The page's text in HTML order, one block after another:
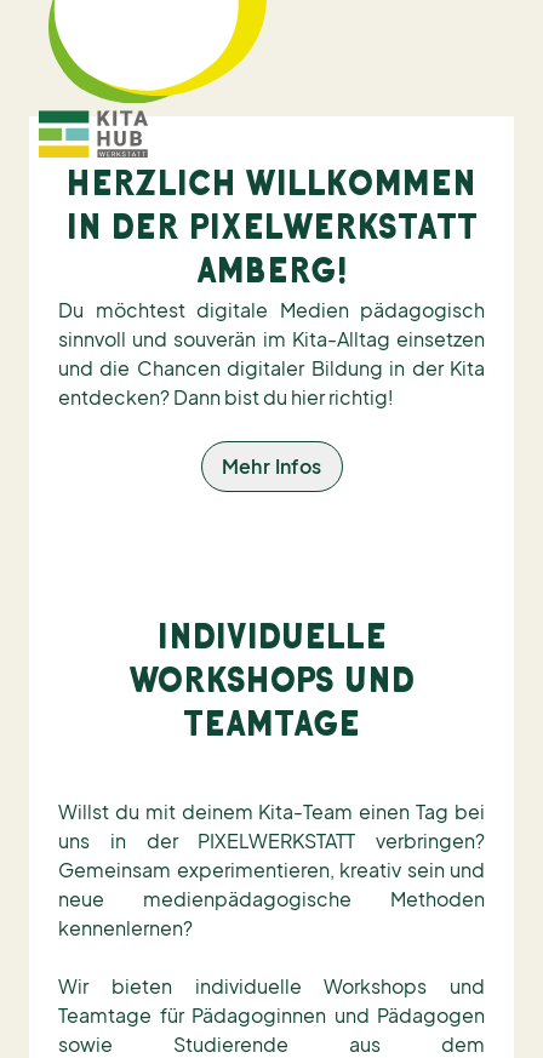
HERZLICH WILLKOMMEN
IN DER PIXELWERKSTATT
AMBERG!
Du möchtest digitale Medien pädagogisch
sinnvoll und souverän im Kita-Alltag einsetzen
und die Chancen digitaler Bildung in der Kita
entdecken? Dann bist du hier richtig!
Mehr Infos
INDIVIDUELLE
WORKSHOPS UND
TEAMTAGE
Willst du mit deinem Kita-Team einen Tag bei
uns in der PIXELWERKSTATT verbringen?
Gemeinsam experimentieren, kreativ sein und
neue medienpädagogische Methoden
kennenlernen?
Wir bieten individuelle Workshops und
Teamtage für Pädagoginnen und Pädagogen
sowie Studierende aus dem